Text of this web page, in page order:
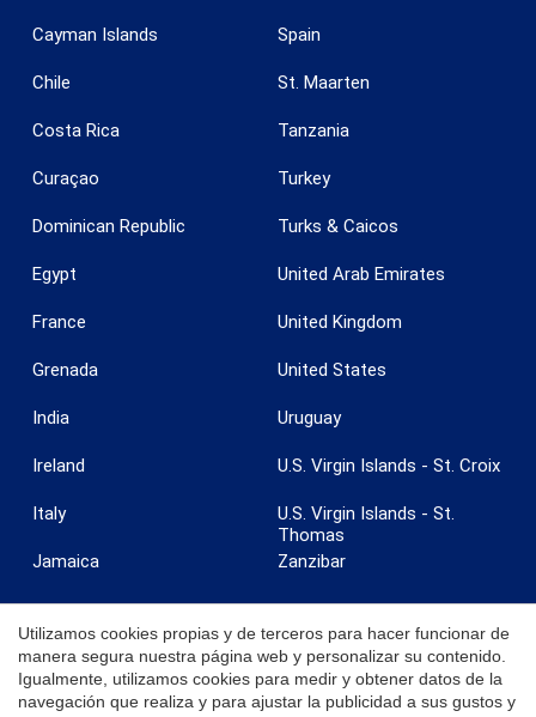
Cayman Islands
Chile
Costa Rica
Curaçao
Dominican Republic
Egypt
France
Grenada
India
Ireland
Italy
Jamaica
Spain
St. Maarten
Tanzania
Turkey
Turks & Caicos
United Arab Emirates
United Kingdom
United States
Uruguay
U.S. Virgin Islands - St. Croix
U.S. Virgin Islands - St.
Thomas
Zanzibar
© 2026 Coldwell Banker. Todos los derechos reservados. Coldwell
Banker y los logotipos de Coldwell Banker son marcas registradas de
Utilizamos cookies propias y de terceros para hacer funcionar de
manera segura nuestra página web y personalizar su contenido.
Igualmente, utilizamos cookies para medir y obtener datos de la
navegación que realiza y para ajustar la publicidad a sus gustos y
Guardar configuración Aceptar todas